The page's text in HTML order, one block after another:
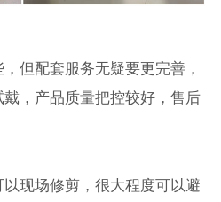
但配套服务无疑要更完善，
，产品质量把控较好，售后
现场修剪，很大程度可以避